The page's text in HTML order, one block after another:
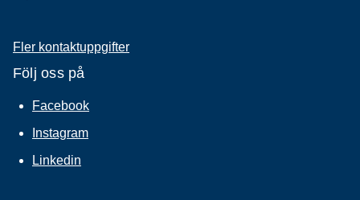
Fler kontaktuppgifter
Följ oss på
Facebook
Instagram
Linkedin